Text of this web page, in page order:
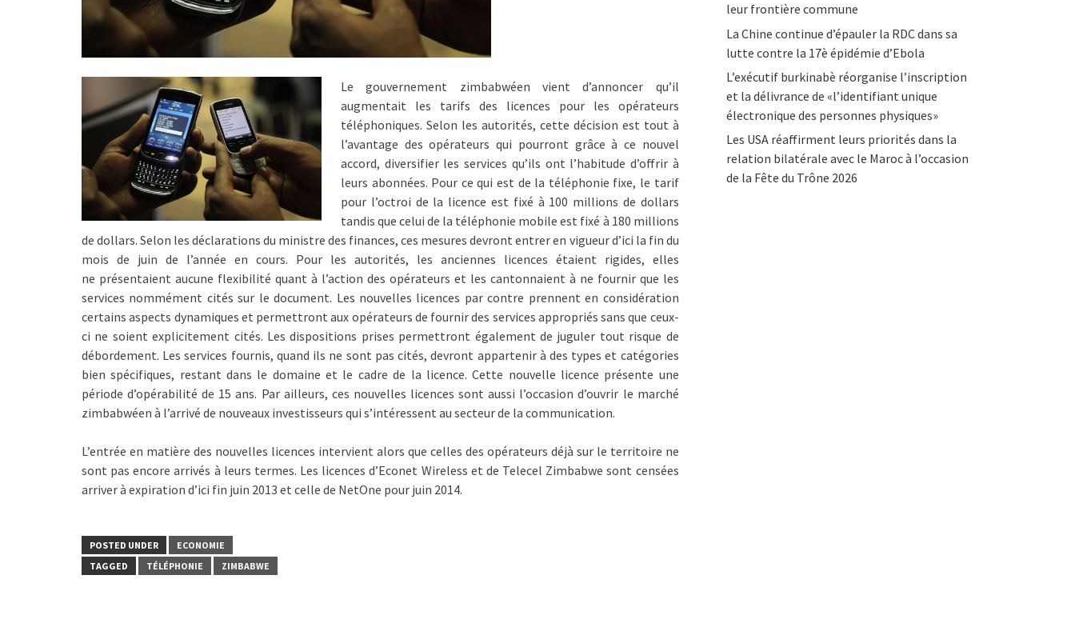
Le gouvernement zimbabwéen vient d’annoncer qu’il
augmentait les tarifs des licences pour les opérateurs
téléphoniques. Selon les autorités, cette décision est tout à
l’avantage des opérateurs qui pourront grâce à ce nouvel
accord, diversifier les services qu’ils ont l’habitude d’offrir à
leurs abonnées. Pour ce qui est de la téléphonie fixe, le tarif
pour l’octroi de la licence est fixé à 100 millions de dollars
tandis que celui de la téléphonie mobile est fixé à 180 millions
de dollars. Selon les déclarations du ministre des finances, ces mesures devront entrer en vigueur d’ici la fin du
mois de juin de l’année en cours. Pour les autorités, les anciennes licences étaient rigides, elles
ne présentaient aucune flexibilité quant à l’action des opérateurs et les cantonnaient à ne fournir que les
services nommément cités sur le document. Les nouvelles licences par contre prennent en considération
certains aspects dynamiques et permettront aux opérateurs de fournir des services appropriés sans que ceux-
ci ne soient explicitement cités. Les dispositions prises permettront également de juguler tout risque de
débordement. Les services fournis, quand ils ne sont pas cités, devront appartenir à des types et catégories
bien spécifiques, restant dans le domaine et le cadre de la licence. Cette nouvelle licence présente une
période d’opérabilité de 15 ans. Par ailleurs, ces nouvelles licences sont aussi l’occasion d’ouvrir le marché
zimbabwéen à l’arrivé de nouveaux investisseurs qui s’intéressent au secteur de la communication.
L’entrée en matière des nouvelles licences intervient alors que celles des opérateurs déjà sur le territoire ne
sont pas encore arrivés à leurs termes. Les licences d’Econet Wireless et de Telecel Zimbabwe sont censées
arriver à expiration d’ici fin juin 2013 et celle de NetOne pour juin 2014.
POSTED UNDER
ECONOMIE
TAGGED
TÉLÉPHONIE ZIMBABWE
leur frontière commune
La Chine continue d’épauler la RDC dans sa
lutte contre la 17è épidémie d’Ebola
L’exécutif burkinabè réorganise l’inscription
et la délivrance de «l’identifiant unique
électronique des personnes physiques»
Les USA réaffirment leurs priorités dans la
relation bilatérale avec le Maroc à l’occasion
de la Fête du Trône 2026